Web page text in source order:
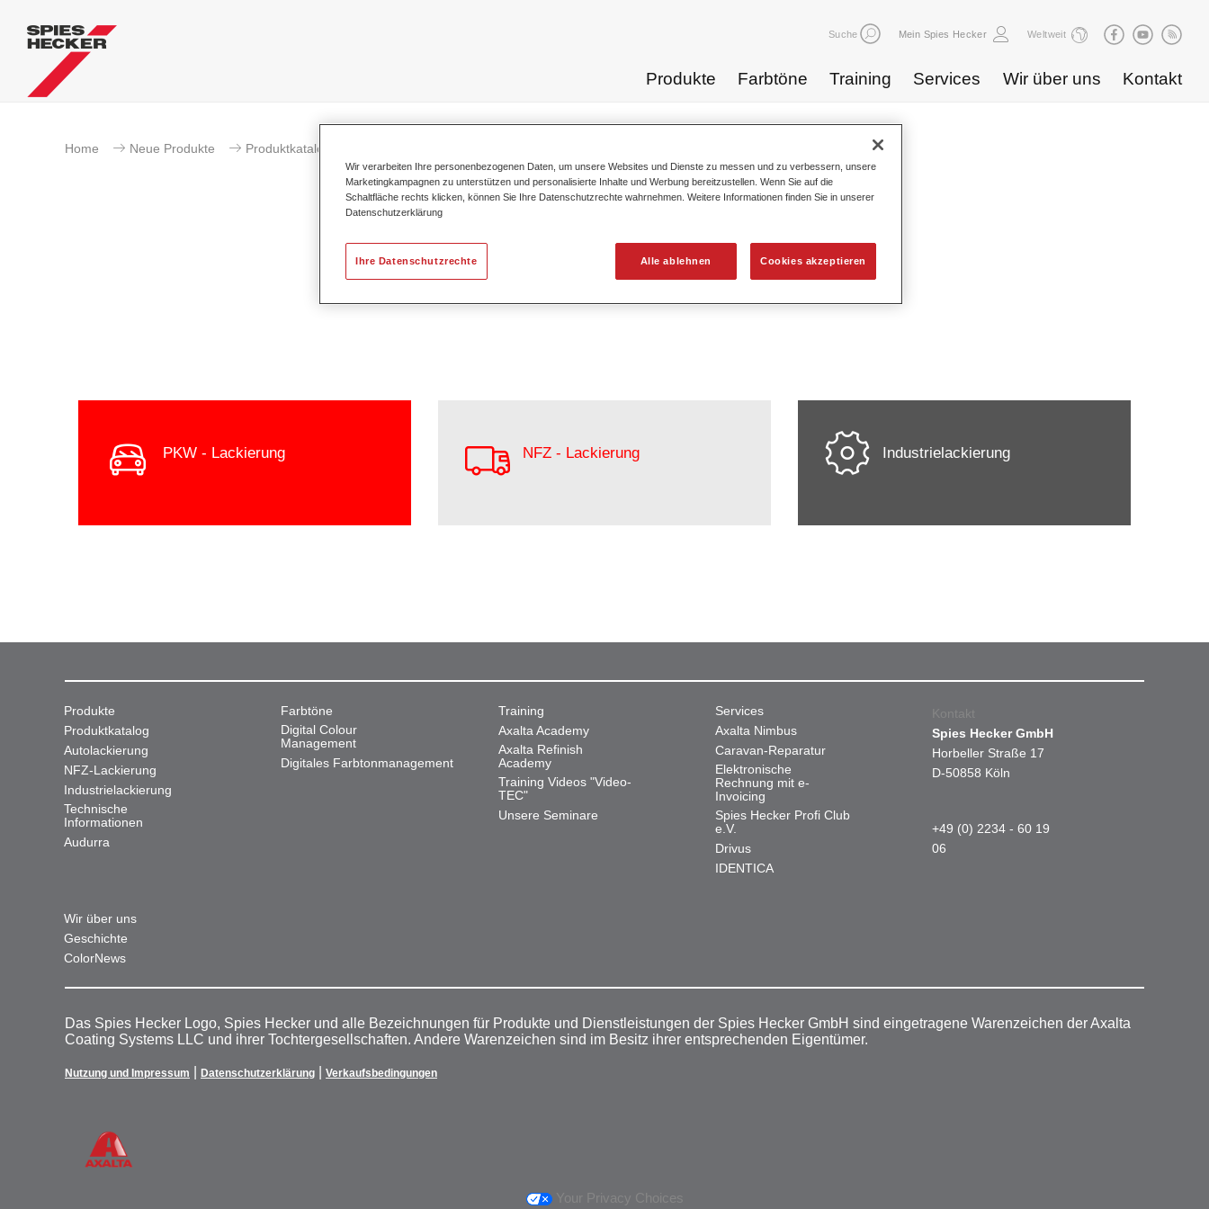
Suche Mein Spies Hecker Weltweit
Produkte Farbtöne Training Services Wir über uns Kontakt
Home Neue Produkte Produktkatalog
Spies Hecker Produktkatalog
PKW - Lackierung NFZ - Lackierung Industrielackierung
Produkte
Produktkatalog
Autolackierung
NFZ-Lackierung
Industrielackierung
Technische
Informationen
Audurra
Farbtöne
Digital Colour
Management
Digitales Farbtonmanagement
Training
Axalta Academy
Axalta Refinish
Academy
Training Videos "Video-
TEC"
Unsere Seminare
Services
Axalta Nimbus
Caravan-Reparatur
Elektronische
Rechnung mit e-
Invoicing
Spies Hecker Profi Club
e.V.
Drivus
IDENTICA
Wir über uns
Geschichte
ColorNews
Kontakt
Spies Hecker GmbH
Horbeller Straße 17
D-50858 Köln
+49 (0) 2234 - 60 19
06
Das Spies Hecker Logo, Spies Hecker und alle Bezeichnungen für Produkte und Dienstleistungen der Spies Hecker GmbH sind eingetragene Warenzeichen der Axalta
Coating Systems LLC und ihrer Tochtergesellschaften. Andere Warenzeichen sind im Besitz ihrer entsprechenden Eigentümer.
Nutzung und Impressum Datenschutzerklärung Verkaufsbedingungen
Your Privacy Choices
Wir verarbeiten Ihre personenbezogenen Daten, um unsere Websites und Dienste zu messen und zu verbessern, unsere
Marketingkampagnen zu unterstützen und personalisierte Inhalte und Werbung bereitzustellen. Wenn Sie auf die
Schaltfläche rechts klicken, können Sie Ihre Datenschutzrechte wahrnehmen. Weitere Informationen finden Sie in unserer
Datenschutzerklärung
Alle ablehnen Cookies akzeptieren
Ihre Datenschutzrechte